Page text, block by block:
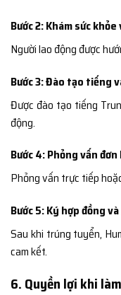
Bước 2: Khám sức
Người lao động được
Bước 3: Đào tạo tiếng
Được đào tạo tiếng
động.
Bước 4: Phỏng vấn
Phỏng vấn trực tiếp
Bước 5: Ký hợp đồng
Sau khi trúng tuyển,
cam kết.
6. Quyền lợi khi